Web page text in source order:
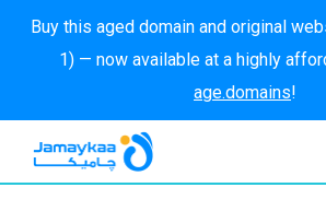
Buy this aged domain and original
1) — now available at a highly
age.domains!